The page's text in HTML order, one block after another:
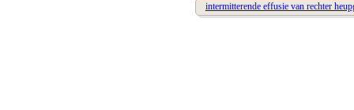
intermitterende effusie van rechter